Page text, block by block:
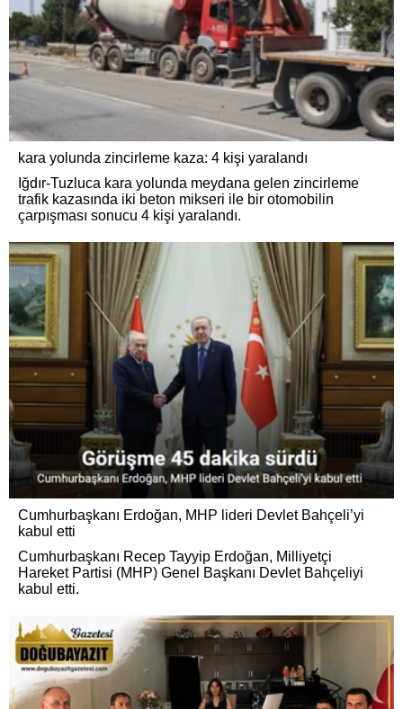
kara yolunda zincirleme kaza: 4 kişi yaralandı
Iğdır-Tuzluca kara yolunda meydana gelen zincirleme
trafik kazasında iki beton mikseri ile bir otomobilin
çarpışması sonucu 4 kişi yaralandı.
Cumhurbaşkanı Erdoğan, MHP lideri Devlet Bahçeli’yi
kabul etti
Cumhurbaşkanı Recep Tayyip Erdoğan, Milliyetçi
Hareket Partisi (MHP) Genel Başkanı Devlet Bahçeliyi
kabul etti.